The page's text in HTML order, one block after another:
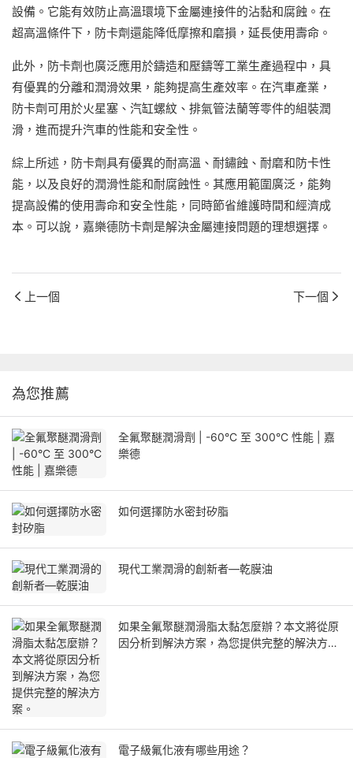
設備。它能有效防止高溫環境下金屬連接件的沾黏和腐蝕。在
超高溫條件下，防卡劑還能降低摩擦和磨損，延長使用壽命。
此外，防卡劑也廣泛應用於鑄造和壓鑄等工業生產過程中，具
有優異的分離和潤滑效果，能夠提高生產效率。在汽車產業，
防卡劑可用於火星塞、汽缸螺紋、排氣管法蘭等零件的組裝潤
滑，進而提升汽車的性能和安全性。
綜上所述，防卡劑具有優異的耐高溫、耐鏽蝕、耐磨和防卡性
能，以及良好的潤滑性能和耐腐蝕性。其應用範圍廣泛，能夠
提高設備的使用壽命和安全性能，同時節省維護時間和經濟成
本。可以說，嘉樂德防卡劑是解決金屬連接問題的理想選擇。
上一個 下一個
為您推薦
全氟聚醚潤滑劑 | -60°C 至 300°C 性能 | 嘉
樂德
如何選擇防水密封矽脂
現代工業潤滑的創新者—乾膜油
如果全氟聚醚潤滑脂太黏怎麼辦？本文將從原
因分析到解決方案，為您提供完整的解決方
電子級氟化液有哪些用途？